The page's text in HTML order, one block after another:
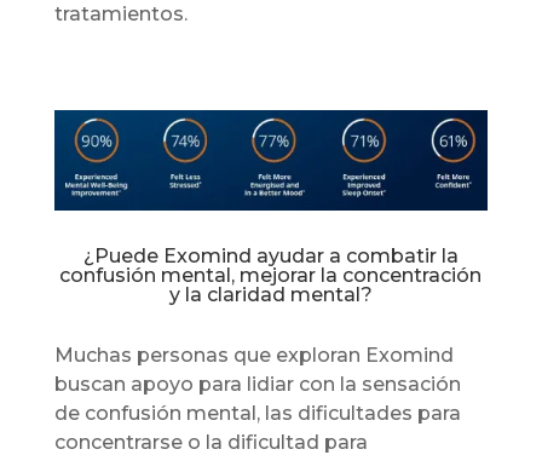
tratamientos.
¿Puede Exomind ayudar a combatir la
confusión mental, mejorar la concentración
y la claridad mental?
Muchas personas que exploran Exomind
buscan apoyo para lidiar con la sensación
de confusión mental, las dificultades para
concentrarse o la dificultad para